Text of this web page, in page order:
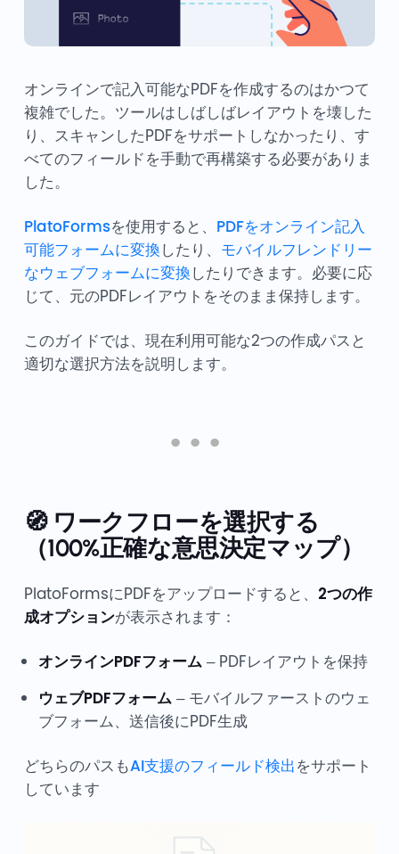
オンラインで記入可能なPDFを作成するのはかつて
複雑でした。ツールはしばしばレイアウトを壊した
り、スキャンしたPDFをサポートしなかったり、す
べてのフィールドを手動で再構築する必要がありま
した。
PlatoFormsを使用すると、 PDFをオンライン記入
可能フォームに変換したり、 モバイルフレンドリー
なウェブフォームに変換したりできます。必要に応
じて、元のPDFレイアウトをそのまま保持します。
このガイドでは、現在利用可能な2つの作成パスと
適切な選択方法を説明します。
🧭 ワークフローを選択する
（100%正確な意思決定マップ）
PlatoFormsにPDFをアップロードすると、 2つの作
成オプションが表示されます：
オンラインPDFフォーム– PDFレイアウトを保持
ウェブPDFフォーム– モバイルファーストのウェ
ブフォーム、送信後にPDF生成
どちらのパスもAI支援のフィールド検出をサポート
しています